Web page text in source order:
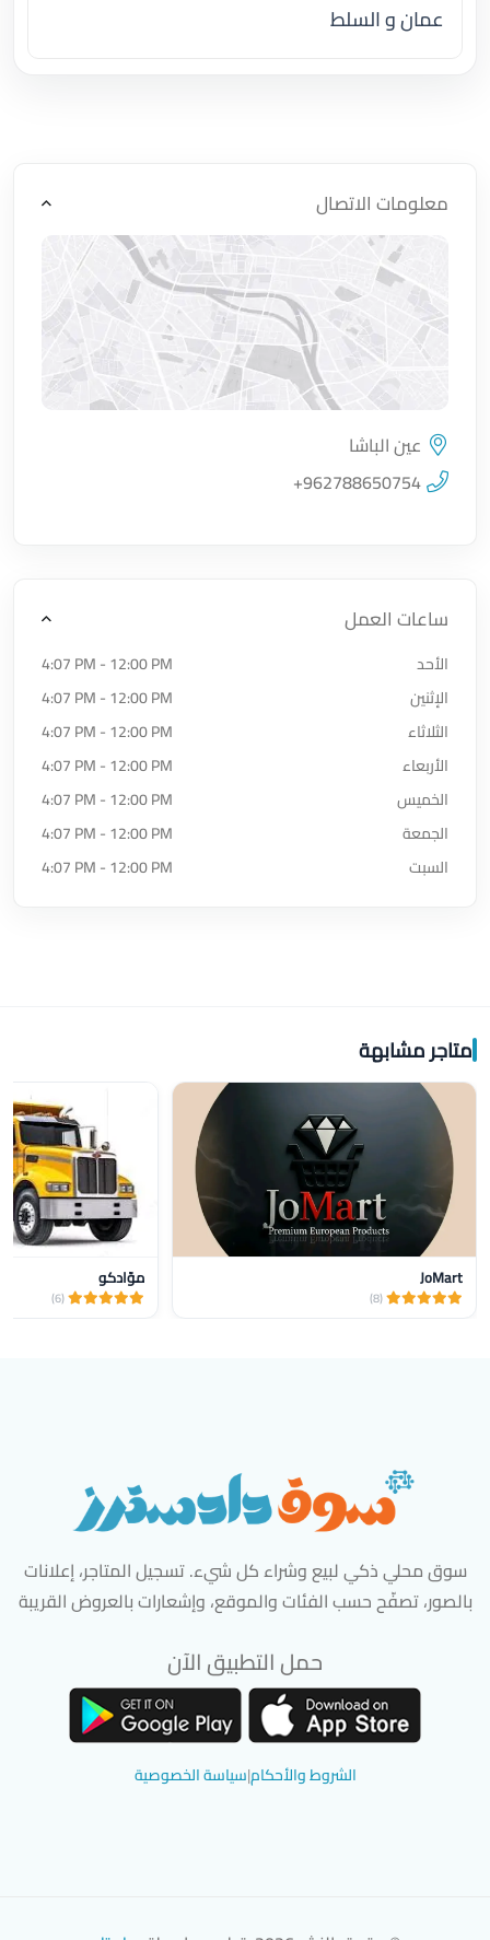
عمان و السلط
معلومات الاتصال
اضغط لتحميل الموقع
عين الباشا
+962788650754
ساعات العمل
الأحد
4:07 PM - 12:00 PM
الإثنين
4:07 PM - 12:00 PM
الثلاثاء
4:07 PM - 12:00 PM
الأربعاء
4:07 PM - 12:00 PM
الخميس
4:07 PM - 12:00 PM
الجمعة
4:07 PM - 12:00 PM
السبت
4:07 PM - 12:00 PM
متاجر مشابهة
JoMart
(8)
موّادكو
(6)
سوق محلي ذكي لبيع وشراء كل شيء. تسجيل المتاجر، إعلانات
بالصور، تصفّح حسب الفئات والموقع، وإشعارات بالعروض القريبة
حمل التطبيق الآن
الشروط والأحكام|سياسة الخصوصية